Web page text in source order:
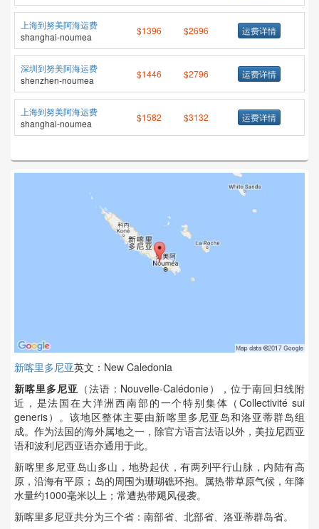
上海到努美阿海运费
shanghai-noumea
$1396 $2696 运费详情
深圳到努美阿海运费
shenzhen-noumea
$1446 $2796 运费详情
上海到努美阿海运费
shanghai-noumea
$1582 $3132 运费详情
新喀里多尼亚英文：New Caledonia
新喀里多尼亚 （法语：Nouvelle-Calédonie），位于南回归线附
近，是法国在大洋洲西南部的一个特别集体（Collectivité sui
generis）。该地区整体主要由新喀里多尼亚岛和洛亚蒂群岛组
成。作为法国的海外属地之一，除官方语言法语以外，美拉尼西亚
语和波利尼西亚语亦通用于此。
新喀里多尼亚岛山多山，地势起伏，有两列平行山脉，内陆有高
原，沿海有平原；岛的周围为珊瑚礁环抱。属热带草原气候，年降
水量约1000毫米以上；常遭热带飓风侵袭。
新喀里多尼亚共分为三个省：南部省、北部省、洛亚蒂群岛省。